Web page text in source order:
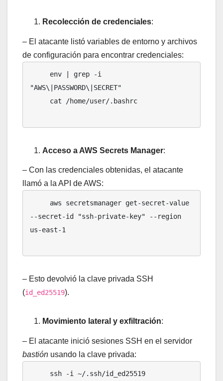
Recolección de credenciales:
– El atacante listó variables de entorno y archivos
de configuración para encontrar credenciales:
"AWS\|PASSWORD\|SECRET"
Acceso a AWS Secrets Manager:
– Con las credenciales obtenidas, el atacante
llamó a la API de AWS:
--secret-id "ssh-private-key" --region
us-east-1
– Esto devolvió la clave privada SSH
(id_ed25519).
Movimiento lateral y exfiltración:
– El atacante inició sesiones SSH en el servidor
bastión usando la clave privada: